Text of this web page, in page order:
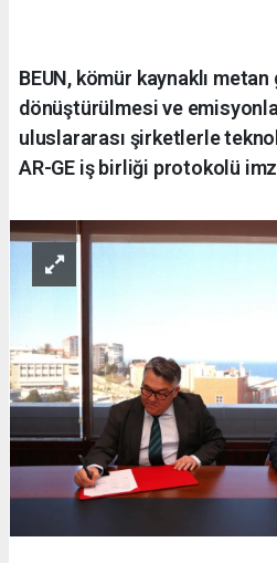
BEUN, kömür kaynaklı metan
dönüştürülmesi ve
uluslararası şirketlerle
AR-GE iş birliği protokolü